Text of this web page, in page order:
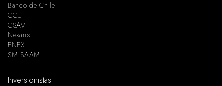
Banco de Chile
CCU
CSAV
Nexans
ENEX
SM SAAM
Inversionistas